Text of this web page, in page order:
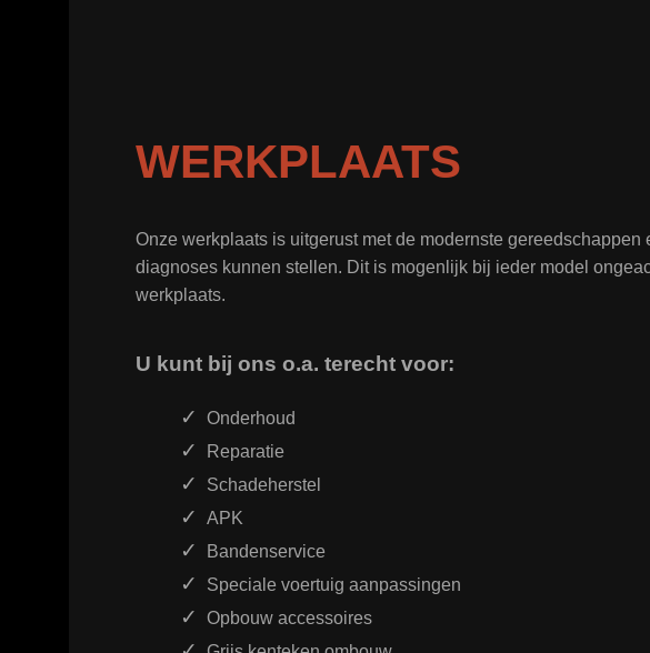
WERKPLAATS
Onze werkplaats is uitgerust met de modernste
diagnoses kunnen stellen. Dit is mogenlijk bij ieder model
werkplaats.
U kunt bij ons o.a. terecht voor:
Onderhoud
Reparatie
Schadeherstel
APK
Bandenservice
Speciale voertuig aanpassingen
Opbouw accessoires